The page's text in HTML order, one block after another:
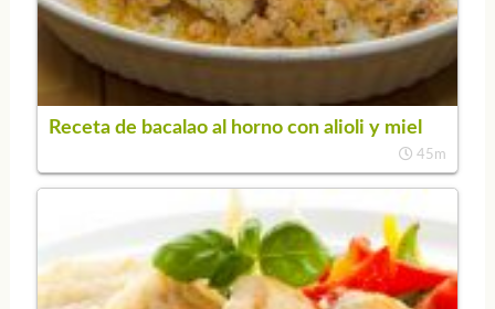
Receta de bacalao al horno con alioli y miel
45m